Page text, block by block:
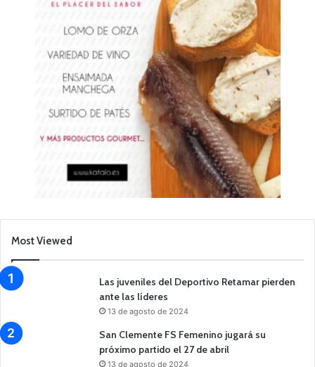
Most Viewed
Las juveniles del Deportivo Retamar pierden
ante las líderes
13 de agosto de 2024
San Clemente FS Femenino jugará su
próximo partido el 27 de abril
13 de agosto de 2024